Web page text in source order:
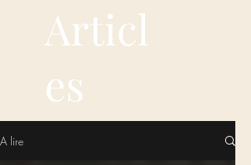
Articl
es
A lire